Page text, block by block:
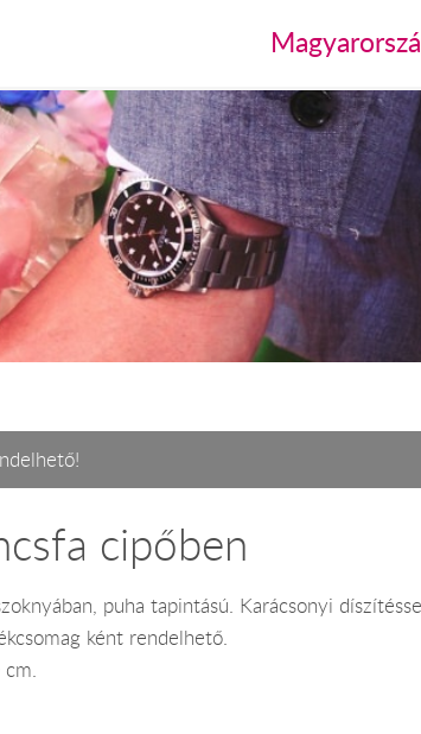
cipőben
puha tapintású. Karácsonyi
ként rendelhető.
cm.